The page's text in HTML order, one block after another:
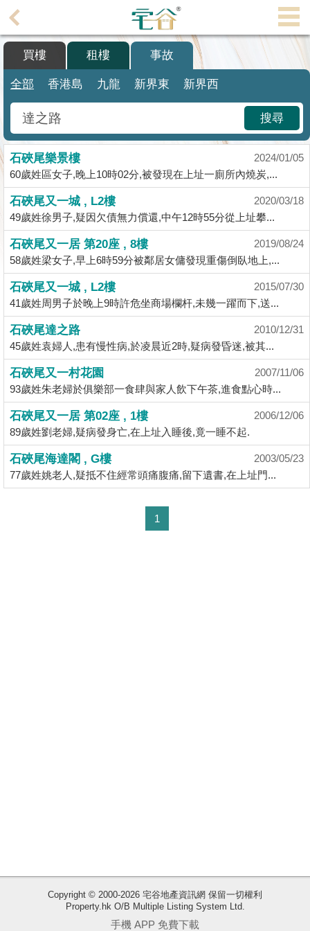
理
主
搵
樓/
成
交
業
主
放
盤
宅
谷
按
揭
地
產
博
客
地
產
新
買樓 租樓 事故
全部 香港島 九龍 新界東 新界西
搜尋
石硤尾樂景樓
2024/01/05
60歲姓區女子,晚上10時02分,被發現在上址一廁所內燒炭,...
石硤尾又一城 , L2樓
2020/03/18
49歲姓徐男子,疑因欠債無力償還,中午12時55分從上址攀...
石硤尾又一居 第20座 , 8樓
2019/08/24
58歲姓梁女子,早上6時59分被鄰居女傭發現重傷倒臥地上,...
石硤尾又一城 , L2樓
2015/07/30
41歲姓周男子於晚上9時許危坐商場欄杆,未幾一躍而下,送...
石硤尾達之路
2010/12/31
45歲姓袁婦人,患有慢性病,於凌晨近2時,疑病發昏迷,被其...
石硤尾又一村花園
2007/11/06
93歲姓朱老婦於俱樂部一食肆與家人飲下午茶,進食點心時...
石硤尾又一居 第02座 , 1樓
2006/12/06
89歲姓劉老婦,疑病發身亡,在上址入睡後,竟一睡不起.
石硤尾海達閣 , G樓
2003/05/23
77歲姓姚老人,疑抵不住經常頭痛腹痛,留下遺書,在上址門...
1
Copyright © 2000-2026 宅谷地產資訊網 保留一切權利
Property.hk O/B Multiple Listing System Ltd.
手機 APP 免費下載